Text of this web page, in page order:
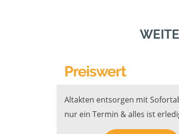
Preiswert
Altakten entsorgen mit
nur ein Termin & alles ist